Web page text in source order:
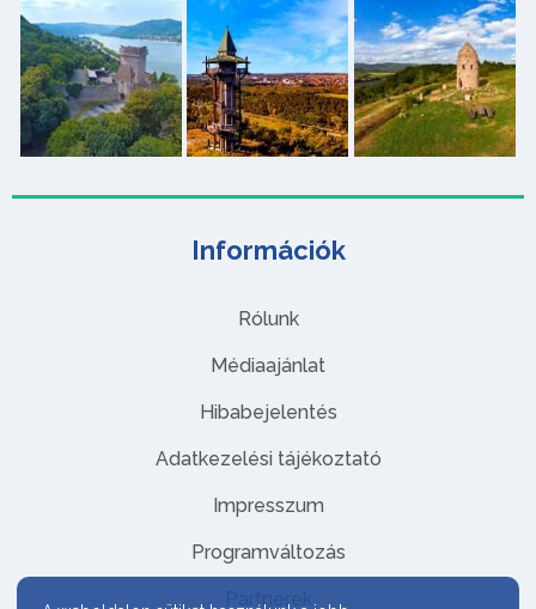
Információk
Rólunk
Médiaajánlat
Hibabejelentés
Adatkezelési tájékoztató
Impresszum
Programváltozás
Partnerek